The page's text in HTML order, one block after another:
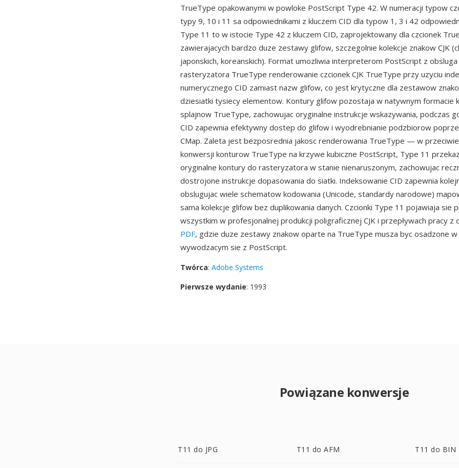
TrueType opakowanymi w powloke PostScript Type 42. W numeracji typow
typy 9, 10 i 11 sa odpowiednikami z kluczem CID dla typow 1, 3 i 42
Type 11 to w istocie Type 42 z kluczem CID, zaprojektowany dla czcionek
zawierajacych bardzo duze zestawy glifow, szczegolnie kolekcje znakow CJK
japonskich, koreanskich). Format umozliwia interpreterom PostScript z obsluga
rasteryzatora TrueType renderowanie czcionek CJK TrueType przy uzyciu
numerycznego CID zamiast nazw glifow, co jest krytyczne dla zestawow
dziesiatki tysiecy elementow. Kontury glifow pozostaja w natywnym formacie
splajnow TrueType, zachowujac oryginalne instrukcje wskazywania, podczas
CID zapewnia efektywny dostep do glifow i wyodrebnianie podzbiorow
CMap. Zaleta jest bezposrednia jakosc renderowania TrueType — w
konwersji konturow TrueType na krzywe kubiczne PostScript, Type 11
oryginalne kontury do rasteryzatora w stanie nienaruszonym, zachowujac
dostrojone instrukcje dopasowania do siatki. Indeksowanie CID zapewnia
obslugujac wiele schematow kodowania (Unicode, standardy narodowe)
sama kolekcje glifow bez duplikowania danych. Czcionki Type 11 pojawiaja sie
wszystkim w profesjonalnej produkcji poligraficznej CJK i przepływach pracy z
PDF, gdzie duze zestawy znakow oparte na TrueType musza byc osadzone
wywodzacym sie z PostScript.
Twórca: Adobe Systems
Pierwsze wydanie: 1993
Powiązane konwersje
T11 do JPG T11 do AFM T11 do BIN